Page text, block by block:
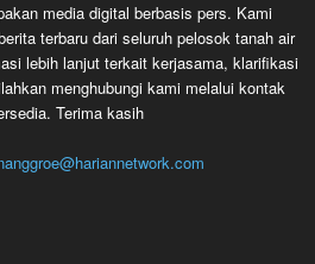
media digital berbasis pers. Kami
terbaru dari seluruh pelosok tanah air
lebih lanjut terkait kerjasama, klarifikasi
menghubungi kami melalui kontak
Terima kasih